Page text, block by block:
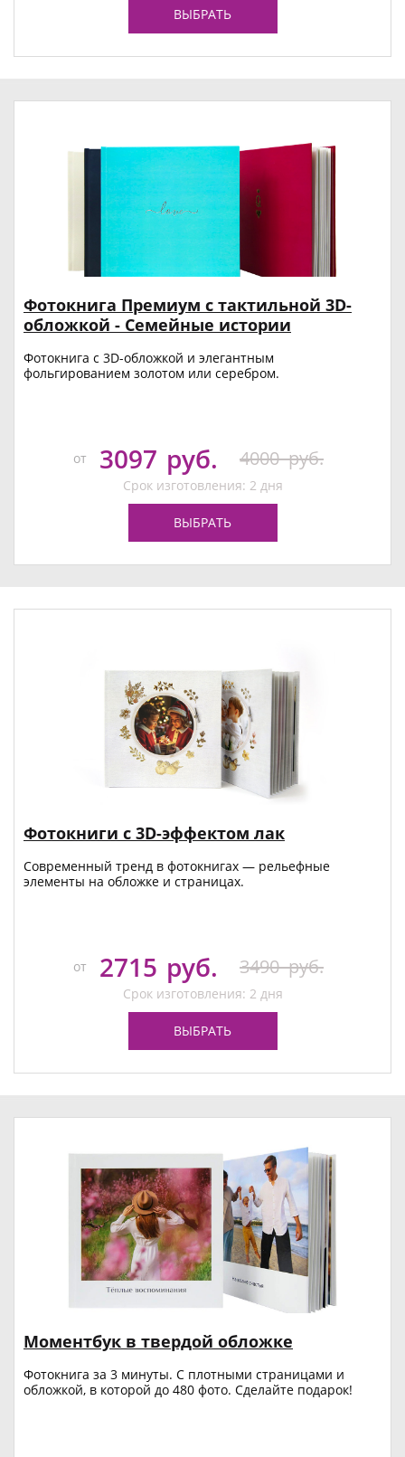
ВЫБРАТЬ
Фотокнига Премиум с тактильной 3D-
обложкой - Семейные истории
Фотокнига с 3D-обложкой и элегантным
фольгированием золотом или серебром.
от 3097 руб. 4000 руб.
Срок изготовления: 2 дня
ВЫБРАТЬ
Фотокниги с 3D-эффектом лак
Современный тренд в фотокнигах — рельефные
элементы на обложке и страницах.
от 2715 руб. 3490 руб.
Срок изготовления: 2 дня
ВЫБРАТЬ
Моментбук в твердой обложке
Фотокнига за 3 минуты. С плотными страницами и
обложкой, в которой до 480 фото. Сделайте подарок!